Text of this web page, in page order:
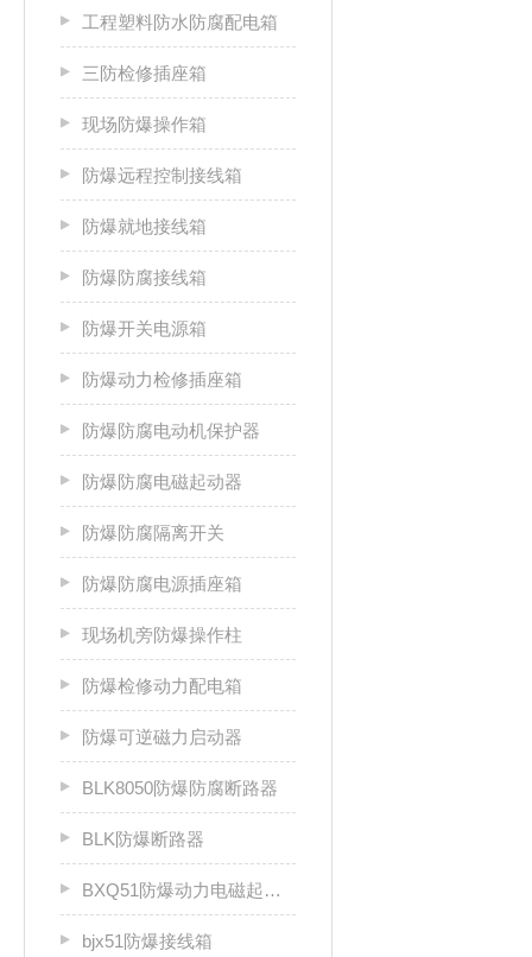
工程塑料防水防腐配电箱
三防检修插座箱
现场防爆操作箱
防爆远程控制接线箱
防爆就地接线箱
防爆防腐接线箱
防爆开关电源箱
防爆动力检修插座箱
防爆防腐电动机保护器
防爆防腐电磁起动器
防爆防腐隔离开关
防爆防腐电源插座箱
现场机旁防爆操作柱
防爆检修动力配电箱
防爆可逆磁力启动器
BLK8050防爆防腐断路器
BLK防爆断路器
BXQ51防爆动力电磁起动箱
bjx51防爆接线箱